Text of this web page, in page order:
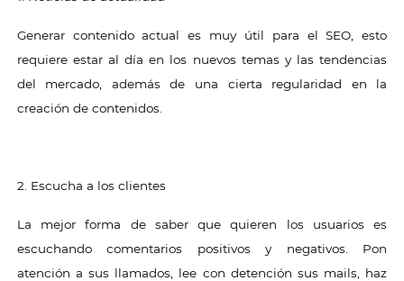
Generar contenido actual es muy útil para el SEO, esto
requiere estar al día en los nuevos temas y las tendencias
del mercado, además de una cierta regularidad en la
creación de contenidos.
2. Escucha a los clientes
La mejor forma de saber que quieren los usuarios es
escuchando comentarios positivos y negativos. Pon
atención a sus llamados, lee con detención sus mails, haz